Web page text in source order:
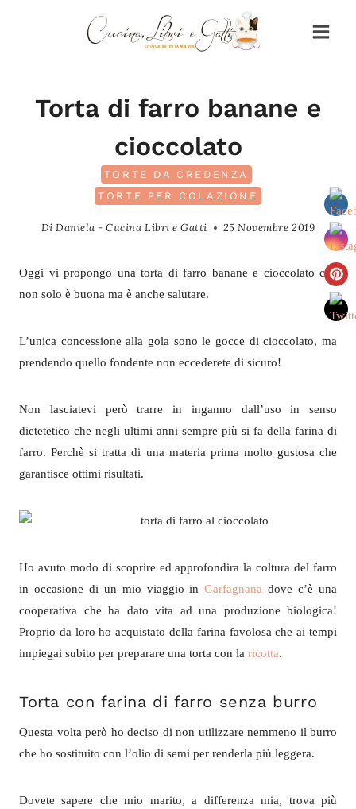
Torta di farro banane e
cioccolato
TORTE DA CREDENZA
TORTE PER COLAZIONE
Di Daniela - Cucina Libri e Gatti 25 Novembre 2019
Oggi vi propongo una torta di farro banane e cioccolato che
non solo è buona ma è anche salutare.
L’unica concessione alla gola sono le gocce di cioccolato, ma
prendendo quello fondente non eccederete di sicuro!
Non lasciatevi però trarre in inganno dall’uso in senso
dietetetico che negli ultimi anni sempre più si fa della farina di
farro. Perchè si tratta di una materia prima molto gustosa che
garantisce ottimi risultati.
Ho avuto modo di scoprire ed approfondira la coltura del farro
in occasione di un mio viaggio inGarfagnana dove c’è una
cooperativa che ha dato vita ad una produzione biologica!
Proprio da loro ho acquistato della farina favolosa che ai tempi
impiegai subito per preparare una torta con la ricotta.
Torta con farina di farro senza burro
Questa volta però ho deciso di non utilizzare nemmeno il burro
che ho sostituito con l’olio di semi per renderla più leggera.
Dovete sapere che mio marito, a differenza mia, trova più